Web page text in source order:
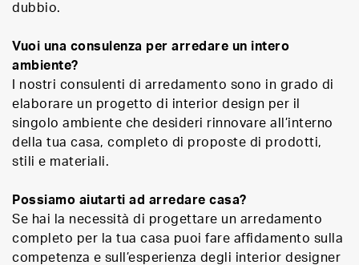
dubbio.
Vuoi una consulenza per arredare un intero
ambiente?
I nostri consulenti di arredamento sono in grado di
elaborare un progetto di interior design per il
singolo ambiente che desideri rinnovare all’interno
della tua casa, completo di proposte di prodotti,
stili e materiali.
Possiamo aiutarti ad arredare casa?
Se hai la necessità di progettare un arredamento
completo per la tua casa puoi fare affidamento sulla
competenza e sull’esperienza degli interior designer